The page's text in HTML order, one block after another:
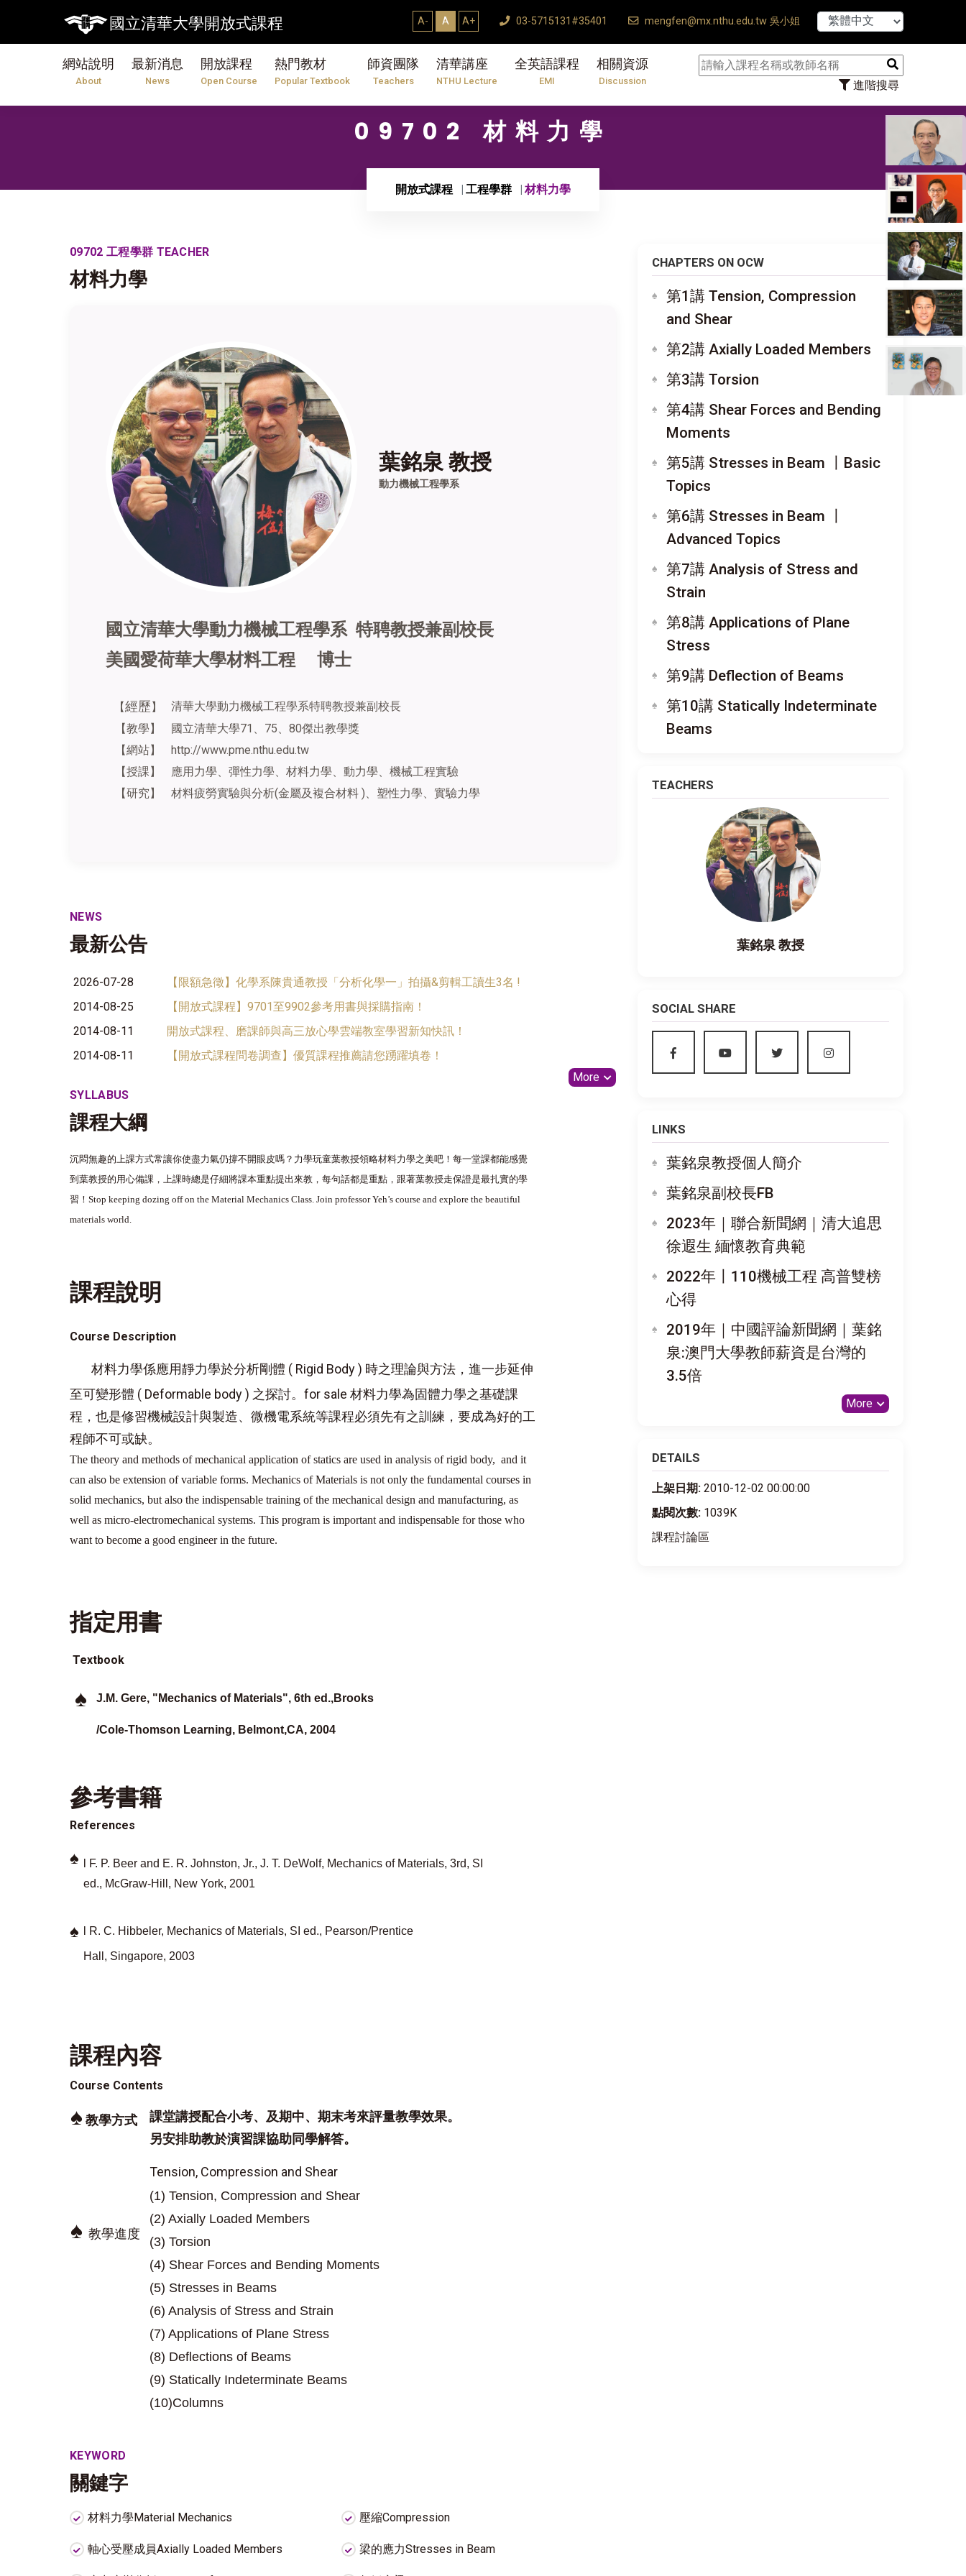
國立清華大學開放式課程 A- A A+ 03-5715131#35401 mengfen@mx.nthu.edu.tw 吳小姐
網站說明
About
最新消息
News
開放課程
Open Course
熱門教材
Popular Textbook
師資團隊
Teachers
清華講座
NTHU Lecture
全英語課程
EMI
相關資源
Discussion 進階搜尋
【7/31】114學
09702 材料力學
開放式課程 工程學群 材料力學
09702 工程學群 TEACHER
材料力學
葉銘泉 教授
動力機械工程學系
國立清華大學動力機械工程學系 特聘教授兼副校長
美國愛荷華大學材料工程 博士
【經歷】
清華大學動力機械工程學系特聘教授兼副校長
【教學】
國立清華大學71、75、80傑出教學獎
【網站】
http://www.pme.nthu.edu.tw
【授課】
應用力學、彈性力學、材料力學、動力學、機械工程實驗
【研究】
材料疲勞實驗與分析(金屬及複合材料 )、塑性力學、實驗力學
NEWS
最新公告
2026-07-28
【限額急徵】化學系陳貴通教授「分析化學一」拍攝&剪輯工讀生3名 !
2014-08-25
【開放式課程】9701至9902參考用書與採購指南！
2014-08-11
開放式課程、磨課師與高三放心學雲端教室學習新知快訊！
2014-08-11
【開放式課程問卷調查】優質課程推薦請您踴躍填卷！
More
SYLLABUS
課程大綱
沉悶無趣的上課方式常讓你使盡力氣仍撐不開眼皮嗎？力學玩童葉教授領略材料力學之美吧！每一堂課都能感覺
到葉教授的用心備課，上課時總是仔細將課本重點提出來教，每句話都是重點，跟著葉教授走保證是最扎實的學
習！ Stop keeping dozing off on the Material Mechanics Class. Join professor Yeh’s course and explore the beautiful
materials world.
課程說明
Course Description
材料力學係應用靜力學於分析剛體 ( Rigid Body ) 時之理論與方法，進一步延伸
至可變形體 ( Deformable body ) 之探討。for sale 材料力學為固體力學之基礎課
程，也是修習機械設計與製造、微機電系統等課程必須先有之訓練，要成為好的工
程師不可或缺。
The theory and methods of mechanical application of statics are used in analysis of rigid body, and it
can also be extension of variable forms. Mechanics of Materials is not only the fundamental courses in
solid mechanics, but also the indispensable training of the mechanical design and manufacturing, as
well as micro-electromechanical systems. This program is important and indispensable for those who
want to become a good engineer in the future.
指定用書
Textbook
♠ J.M. Gere, "Mechanics of Materials", 6th ed.,Brooks
/Cole-Thomson Learning, Belmont,CA, 2004
參考書籍
References
♠ l F. P. Beer and E. R. Johnston, Jr., J. T. DeWolf, Mechanics of Materials, 3rd, SI
ed., McGraw-Hill, New York, 2001
♠ l R. C. Hibbeler, Mechanics of Materials, SI ed., Pearson/Prentice
Hall, Singapore, 2003
課程內容
Course Contents
♠ 教學方式
課堂講授配合小考、及期中、期末考來評量教學效果。
另安排助教於演習課協助同學解答。
Tension, Compression and Shear
♠ 教學進度
(1) Tension, Compression and Shear
(2) Axially Loaded Members
(3) Torsion
(4) Shear Forces and Bending Moments
(5) Stresses in Beams
(6) Analysis of Stress and Strain
(7) Applications of Plane Stress
(8) Deflections of Beams
(9) Statically Indeterminate Beams
(10)Columns
KEYWORD
關鍵字
材料力學Material Mechanics 壓縮Compression
軸心受壓成員Axially Loaded Members 梁的應力Stresses in Beam
CHAPTERS ON OCW
第1講 Tension, Compression
and Shear
第2講 Axially Loaded Members
第3講 Torsion
第4講 Shear Forces and Bending
Moments
第5講 Stresses in Beam 〡Basic
Topics
第6講 Stresses in Beam 〡
Advanced Topics
第7講 Analysis of Stress and
Strain
第8講 Applications of Plane
Stress
第9講 Deflection of Beams
第10講 Statically Indeterminate
Beams
TEACHERS
葉銘泉 教授
SOCIAL SHARE
LINKS
葉銘泉教授個人簡介
葉銘泉副校長FB
2023年｜聯合新聞網｜清大追思
徐遐生 緬懷教育典範
2022年〡110機械工程 高普雙榜
心得
2019年｜中國評論新聞網｜葉銘
泉:澳門大學教師薪資是台灣的
3.5倍
More
DETAILS
上架日期: 2010-12-02 00:00:00
點閱次數: 1039K
課程討論區